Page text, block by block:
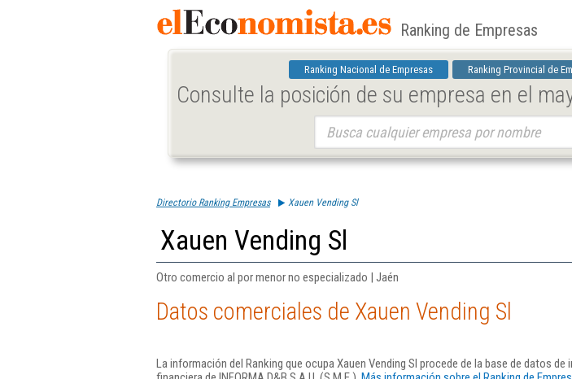
Ranking de Empresas
Ranking Nacional de Empresas Ranking Provincial de
Consulte la posición de su empresa en el
Directorio Ranking Empresas Xauen Vending Sl
Xauen Vending Sl
Otro comercio al por menor no especializado | Jaén
Datos comerciales de Xauen Vending Sl
La información del Ranking que ocupa Xauen Vending Sl procede de la base de datos de